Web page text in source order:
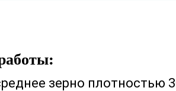
зерно плотностью